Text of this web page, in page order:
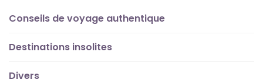
Conseils de voyage authentique
Destinations insolites
Divers